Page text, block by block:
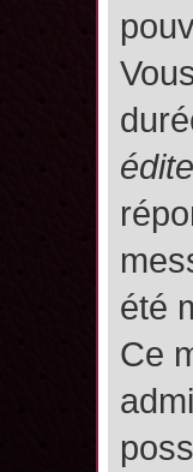
été
Ce